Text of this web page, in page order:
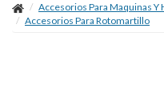
Accesorios Para Maquinas Y
Accesorios Para Rotomartillo